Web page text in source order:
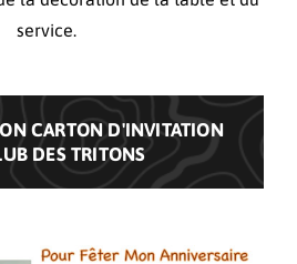
service.
CARTON D'INVITATION
DES TRITONS